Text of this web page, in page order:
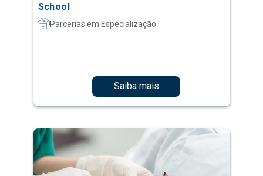
School
Parcerias em Especialização
Saiba mais